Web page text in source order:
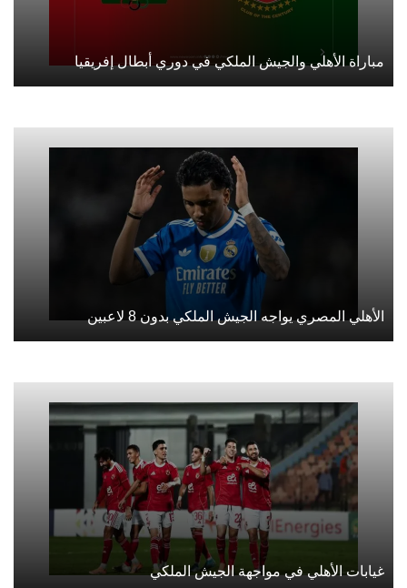
مباراة الأهلي والجيش الملكي في دوري أبطال إفريقيا
الأهلي المصري يواجه الجيش الملكي بدون 8 لاعبين
غيابات الأهلي في مواجهة الجيش الملكي